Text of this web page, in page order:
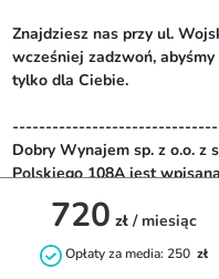
720 zł / miesiąc
Opłaty za media: 250 zł
Znajdziesz nas przy ul.
wcześniej zadzwoń,
tylko dla Ciebie.
Dobry Wynajem sp. z o.o. z
Polskiego 108A jest
prowadzonego przez Sąd
Łodzi, XX Wydział
pod numerem KRS:
386233506. Wysokość